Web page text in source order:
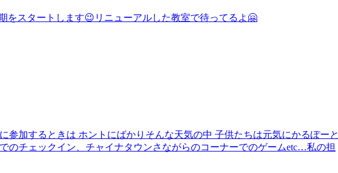
をスタートします😉リニューアルした教室で待ってるよ🤗
参加するときは ホントにばかりそんな天気の中 子供たちは元気にかるぽーと
のチェックイン、チャイナタウンさながらのコーナーでのゲームetc…私の担